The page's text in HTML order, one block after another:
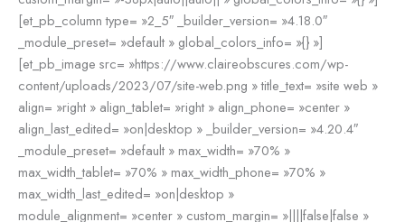
[et_pb_column type= »2_5″ _builder_version= »4.18.0″
_module_preset= »default » global_colors_info= »{} »]
[et_pb_image src= »https://www.claireobscures.com/wp-
content/uploads/2023/07/site-web.png » title_text= »site web »
align= »right » align_tablet= »right » align_phone= »center »
align_last_edited= »on|desktop » _builder_version= »4.20.4″
_module_preset= »default » max_width= »70% »
max_width_tablet= »70% » max_width_phone= »70% »
max_width_last_edited= »on|desktop »
module_alignment= »center » custom_margin= »||||false|false »